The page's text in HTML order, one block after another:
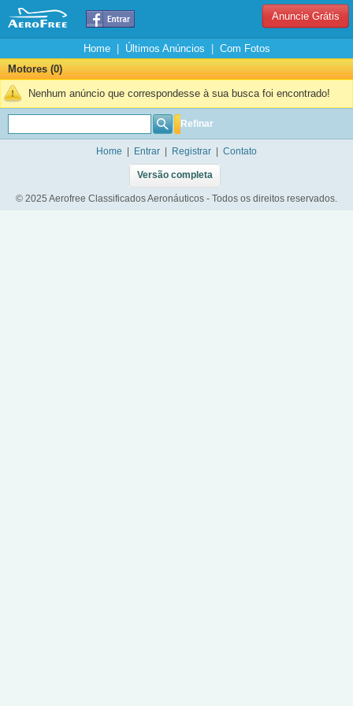
Anuncie Grátis
Home| Últimos Anúncios
Com Fotos
Motores (0)
Nenhum anúncio que correspondesse à sua busca foi encontrado!
Refinar
Home Entrar Registrar Contato
Versão completa
© 2025 Aerofree Classificados Aeronáuticos - Todos os direitos reservados.